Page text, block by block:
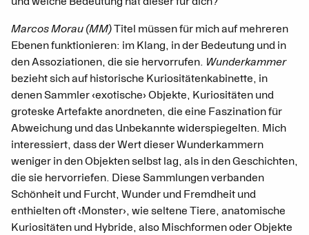
Marcos Morau (MM)Titel müssen für mich auf mehreren
Ebenen funktionieren: im Klang, in der Bedeutung und in
den Assoziationen, die sie hervorrufen. Wunderkammer
bezieht sich auf historische Kuriositätenkabinette, in
denen Sammler ‹exotische› Objekte, Kuriositäten und
groteske Artefakte anordneten, die eine Faszination für
Abweichung und das Unbekannte widerspiegelten. Mich
interessiert, dass der Wert dieser Wunderkammern
weniger in den Objekten selbst lag, als in den Geschichten,
die sie hervorriefen. Diese Sammlungen verbanden
Schönheit und Furcht, Wunder und Fremdheit und
enthielten oft ‹Monster›, wie seltene Tiere, anatomische
Kuriositäten und Hybride, also Mischformen oder Objekte